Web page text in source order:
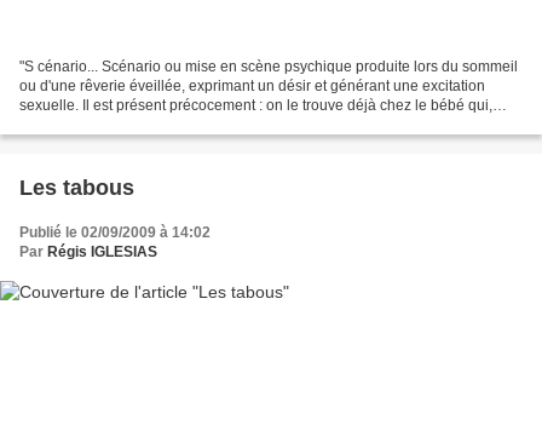
"S cénario... Scénario ou mise en scène psychique produite lors du sommeil
ou d'une rêverie éveillée, exprimant un désir et générant une excitation
sexuelle. Il est présent précocement : on le trouve déjà chez le bébé qui,
Les tabous
Publié le 02/09/2009 à 14:02
Par Régis IGLESIAS